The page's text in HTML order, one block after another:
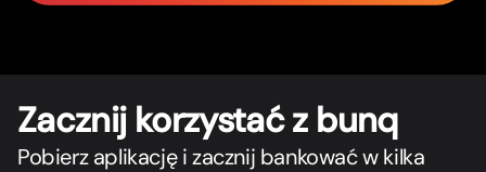
Zacznij korzystać z bunq
Pobierz aplikację i zacznij bankować w kilka